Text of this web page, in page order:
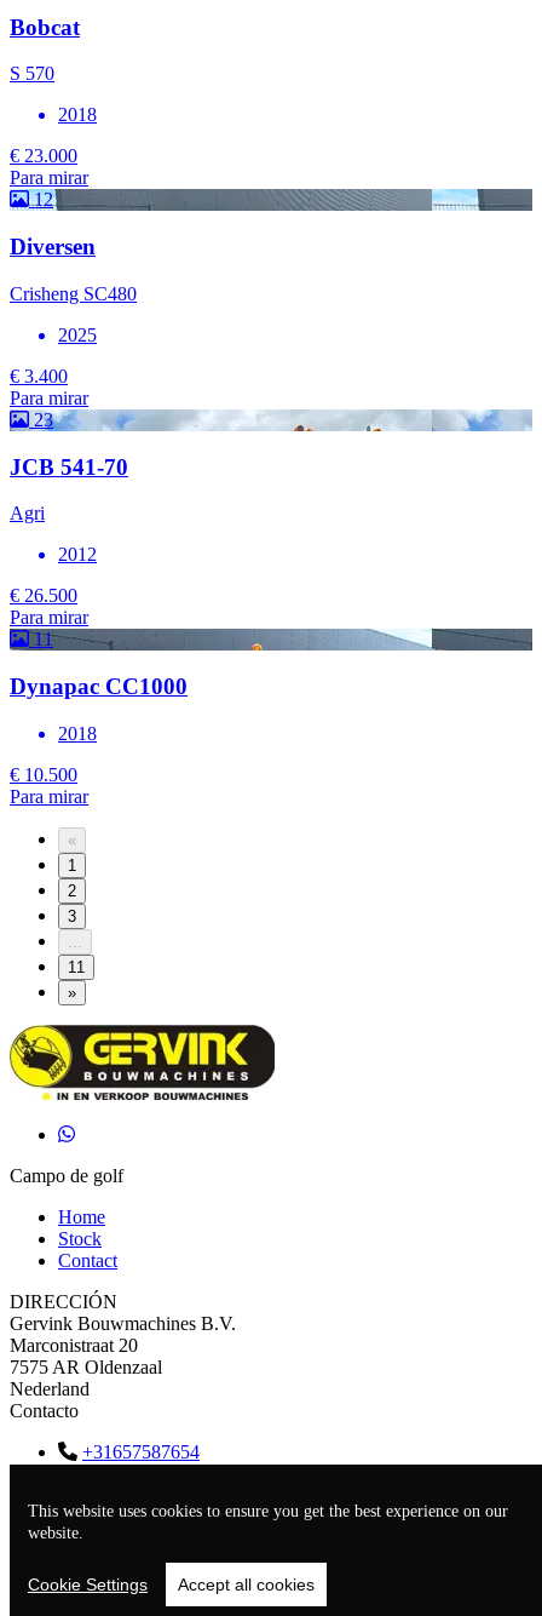
This website uses cookies to ensure you get the best experience on our
website.
Cookie Settings Accept all cookies
Bobcat
S 570
2018
€ 23.000
Para mirar
12
Diversen
Crisheng SC480
2025
€ 3.400
Para mirar
23
JCB 541-70
Agri
2012
€ 26.500
Para mirar
11
Dynapac CC1000
2018
€ 10.500
Para mirar
«
1
2
3
11
»
Campo de golf
Home
Stock
Contact
DIRECCIÓN
Gervink Bouwmachines B.V.
Marconistraat 20
7575 AR Oldenzaal
Nederland
Contacto
+31657587654
BTWNL857717431B01
TrucksNL